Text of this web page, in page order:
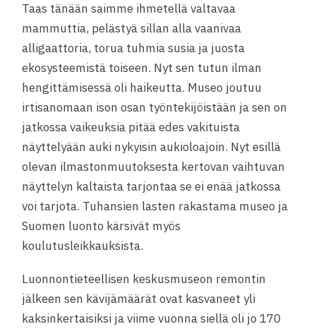
Taas tänään saimme ihmetellä valtavaa
mammuttia, pelästyä sillan alla vaanivaa
alligaattoria, torua tuhmia susia ja juosta
ekosysteemistä toiseen. Nyt sen tutun ilman
hengittämisessä oli haikeutta. Museo joutuu
irtisanomaan ison osan työntekijöistään ja sen on
jatkossa vaikeuksia pitää edes vakituista
näyttelyään auki nykyisin aukioloajoin. Nyt esillä
olevan ilmastonmuutoksesta kertovan vaihtuvan
näyttelyn kaltaista tarjontaa se ei enää jatkossa
voi tarjota. Tuhansien lasten rakastama museo ja
Suomen luonto kärsivät myös
koulutusleikkauksista.
Luonnontieteellisen keskusmuseon remontin
jälkeen sen kävijämäärät ovat kasvaneet yli
kaksinkertaisiksi ja viime vuonna siellä oli jo 170